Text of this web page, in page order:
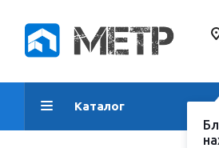
Каталог